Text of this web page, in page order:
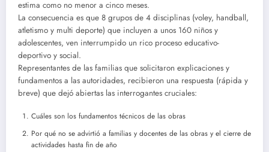
estima como no menor a cinco meses.
La consecuencia es que 8 grupos de 4 disciplinas (voley, handball,
atletismo y multi deporte) que incluyen a unos 160 niños y
adolescentes, ven interrumpido un rico proceso educativo-
deportivo y social.
Representantes de las familias que solicitaron explicaciones y
fundamentos a las autoridades, recibieron una respuesta (rápida y
breve) que dejó abiertas las interrogantes cruciales:
Cuáles son los fundamentos técnicos de las obras
Por qué no se advirtió a familias y docentes de las obras y el cierre de
actividades hasta fin de año